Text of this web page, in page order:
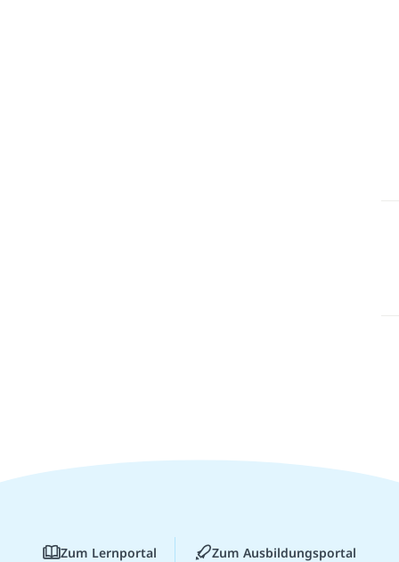
Zum Lernportal Zum Ausbildungsportal